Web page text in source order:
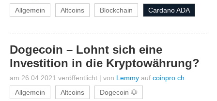
Allgemein
Altcoins Blockchain Cardano ADA
Dogecoin – Lohnt sich eine
Investition in die Kryptowährung?
am 26.04.2021 veröffentlicht | von Lemmy auf coinpro.ch
Allgemein
Altcoins Dogecoin 🐶